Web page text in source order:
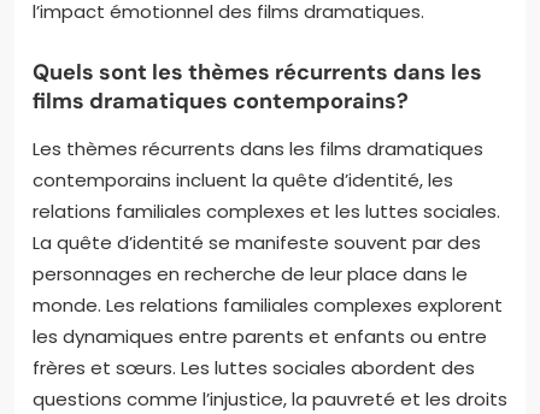
l’impact émotionnel des films dramatiques.
Quels sont les thèmes récurrents dans les
films dramatiques contemporains?
Les thèmes récurrents dans les films dramatiques
contemporains incluent la quête d’identité, les
relations familiales complexes et les luttes sociales.
La quête d’identité se manifeste souvent par des
personnages en recherche de leur place dans le
monde. Les relations familiales complexes explorent
les dynamiques entre parents et enfants ou entre
frères et sœurs. Les luttes sociales abordent des
questions comme l’injustice, la pauvreté et les droits